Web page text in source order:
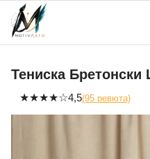
Skip
content
Тениска
★★★★☆4,5(95 ревюта)